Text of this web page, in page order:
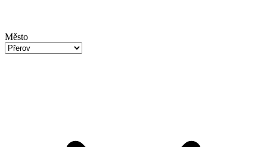
Město